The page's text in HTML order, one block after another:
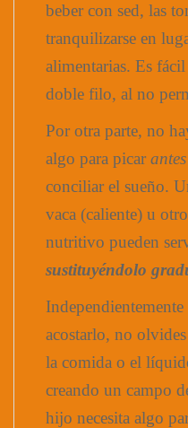
beber con sed, las
tranquilizarse en
alimentarias. Es
doble filo, al no
Por otra parte, no
algo para picar antes
conciliar el sueño.
vaca (caliente) u
nutritivo pueden
sustituyéndolo
acostarlo, no olvides
la comida o el
creando un campo
hijo necesita algo